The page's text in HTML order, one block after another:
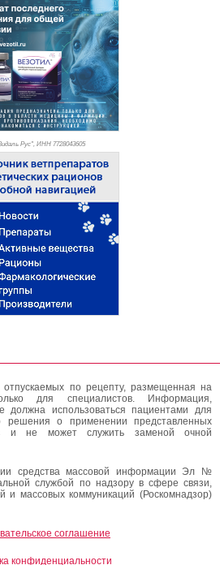
Рус", ИНН 7728043605
по рецепту, размещенная на
для специалистов. Информация,
использоваться пациентами для
решения о применении представленных
и не может служить заменой очной
средства массовой информации Эл №
службой по надзору в сфере связи,
и массовых коммуникаций (Роскомнадзор)
соглашение
конфиденциальности